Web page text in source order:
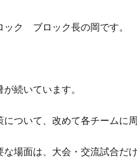
ック ブロック長の岡です。
続いています。
について、改めて各チームに
な場面は、大会・交流試合だ